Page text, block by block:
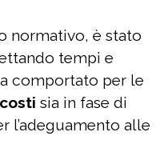
normativo, è stato
tempi e
comportato per le
sia in fase di
l’adeguamento alle